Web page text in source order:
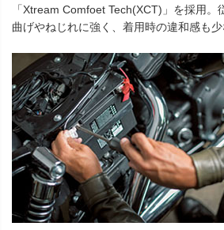
「Xtream Comfoet Tech(XCT)」を採用。
曲げやねじれに強く、着用時の違和感も少